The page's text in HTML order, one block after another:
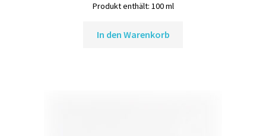
Produkt enthält: 100ml
In den Warenkorb